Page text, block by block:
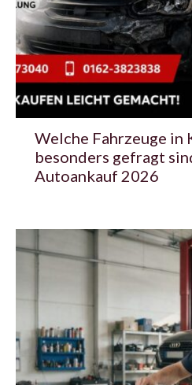
Welche Fahrzeuge in
besonders gefragt
Autoankauf 2026